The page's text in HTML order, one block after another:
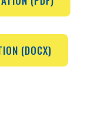
(DOCX)